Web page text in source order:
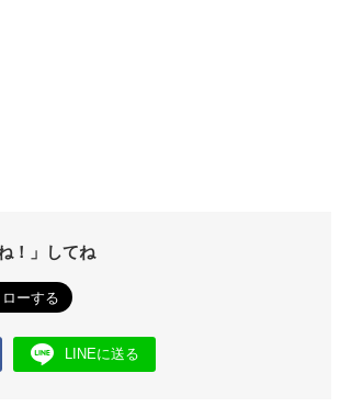
！」してね
LINEに送る